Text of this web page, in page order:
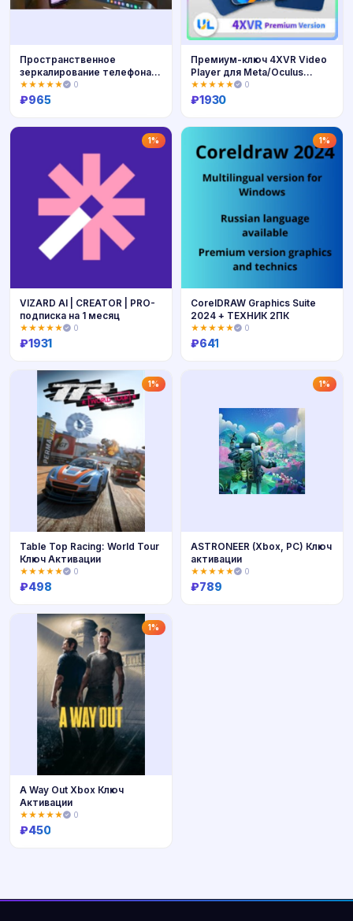
Пространственное
зеркалирование телефона
Oculus Quest-V
★★★★★ 0
₽965
Премиум-ключ 4XVR Video
Player для Meta/Oculus
Quest-VR
★★★★★ 0
₽1930
1%
Купить
VIZARD AI | CREATOR | PRO-
подписка на 1 месяц
★★★★★ 0
₽1931
1%
CorelDRAW Graphics Suite
2024 + ТЕХНИК 2ПК
★★★★★ 0
₽641
1%
Купить
Table Top Racing: World Tour
Ключ Активации
★★★★★ 0
₽498
1%
ASTRONEER (Xbox, PC) Ключ
активации
★★★★★ 0
₽789
1%
A Way Out Xbox Ключ
Активации
★★★★★ 0
₽450